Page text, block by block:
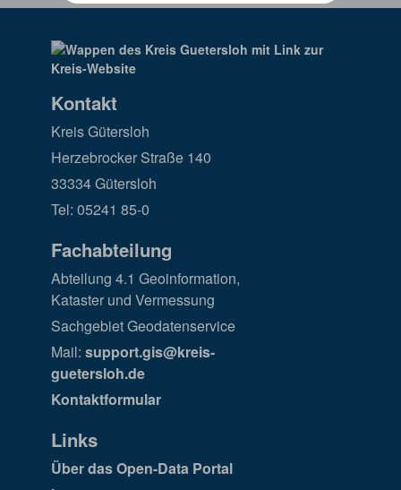
Kontakt
Kreis Gütersloh
Herzebrocker Straße 140
33334 Gütersloh
Tel: 05241 85-0
Fachabteilung
Abteilung 4.1 Geoinformation,
Kataster und Vermessung
Sachgebiet Geodatenservice
Mail: support.gis@kreis-
guetersloh.de
Kontaktformular
Links
Über das Open-Data Portal